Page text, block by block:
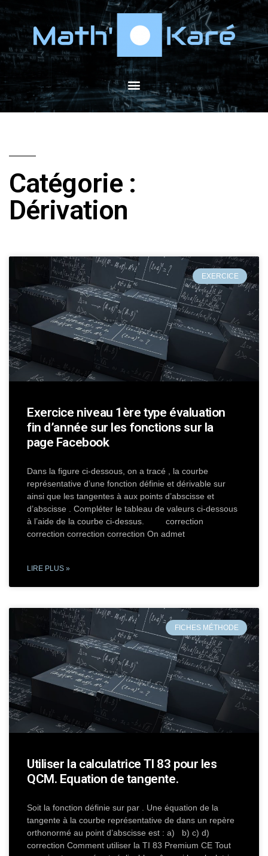
Catégorie :
Dérivation
EXERCICE
Exercice niveau 1ère type évaluation
fin d’année sur les fonctions sur la
page Facebook
Dans la figure ci-dessous, on a tracé , la courbe
représentative d’une fonction définie et dérivable sur
ainsi que les tangentes à aux points d’abscisse et
d’abscisse . Compléter le tableau de valeurs ci-dessous
à l’aide de la courbe ci-dessus. correction
correction correction correction On admet
LIRE PLUS »
FICHES MÉTHODE
Utiliser la calculatrice TI 83 pour les
QCM. Equation de tangente.
Soit la fonction définie sur par . Une équation de la
tangente à la courbe représentative de dans un repère
orthonormé au point d’abscisse est : a) b) c) d)
correction Comment utiliser la TI 83 Premium CE Tout